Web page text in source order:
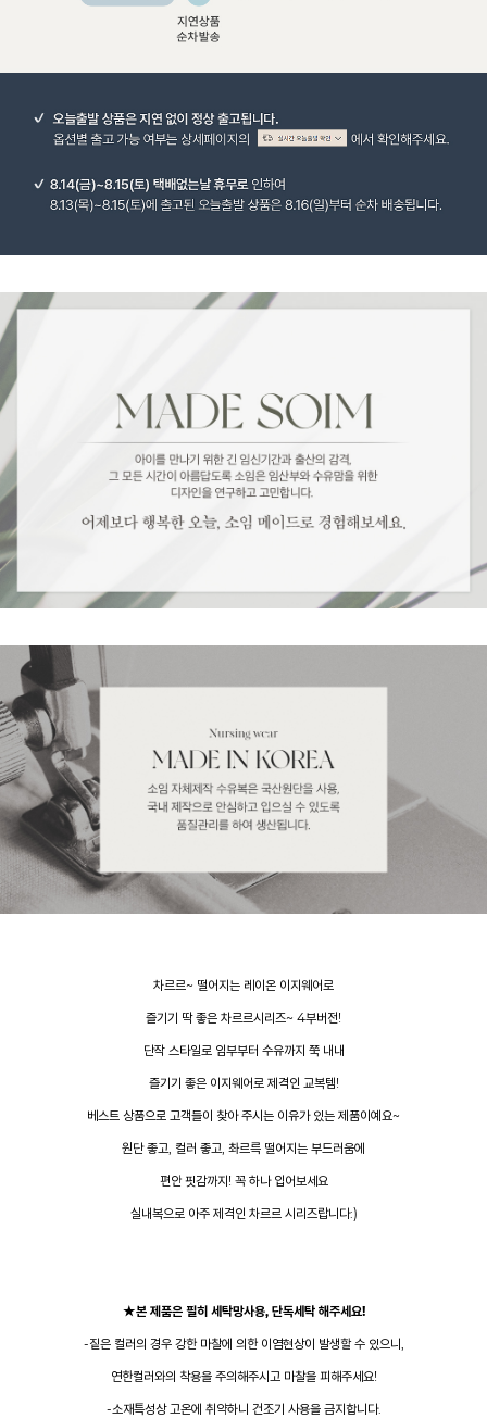
차르르~ 떨어지는 레이온 이지웨어로
즐기기 딱 좋은 차르르시리즈~ 4부버전!
단작 스타일로 임부부터 수유까지 쭉 내내
즐기기 좋은 이지웨어로 제격인 교복템!
베스트 상품으로 고객들이 찾아 주시는 이유가 있는 제품이예요~
원단 좋고, 컬러 좋고, 촤르륵 떨어지는 부드러움에
편안 핏감까지! 꼭 하나 입어보세요
실내복으로 아주 제격인 차르르 시리즈랍니다:)
★본 제품은 필히 세탁망사용, 단독세탁 해주세요!
-짙은 컬러의 경우 강한 마찰에 의한 이염현상이 발생할 수 있으니,
연한컬러와의 착용을 주의해주시고 마찰을 피해주세요!
-소재특성상 고온에 취약하니 건조기 사용을 금지합니다.